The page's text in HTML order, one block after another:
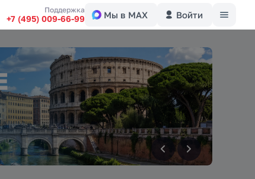
Поддержка
+7 (495) 009-66-99 Мы в MAX Войти
впередвперед